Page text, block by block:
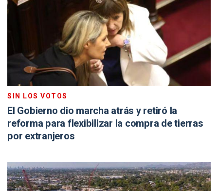
SIN LOS VOTOS
El Gobierno dio marcha atrás y retiró la
reforma para flexibilizar la compra de tierras
por extranjeros